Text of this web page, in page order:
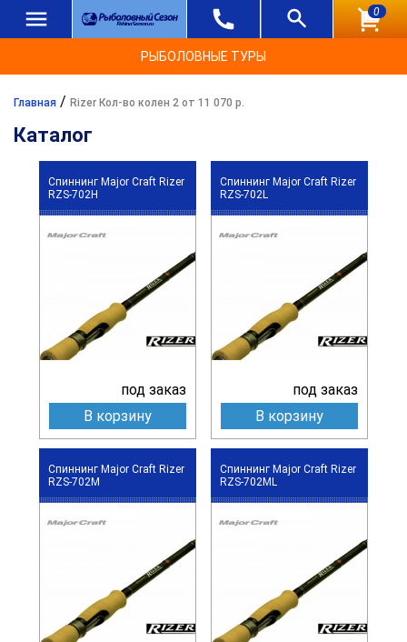
0
РЫБОЛОВНЫЕ ТУРЫ
Главная / Rizer Кол-во колен 2 от 11 070 р.
Каталог
Спиннинг Major Craft Rizer
RZS-702H
под заказ
В корзину
Спиннинг Major Craft Rizer
RZS-702L
под заказ
В корзину
Спиннинг Major Craft Rizer
RZS-702M
Спиннинг Major Craft Rizer
RZS-702ML